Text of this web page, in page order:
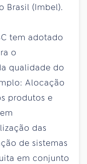
Brasil (Imbel).
tem adotado
o
qualidade do
Alocação
produtos e
das
de sistemas
em conjunto